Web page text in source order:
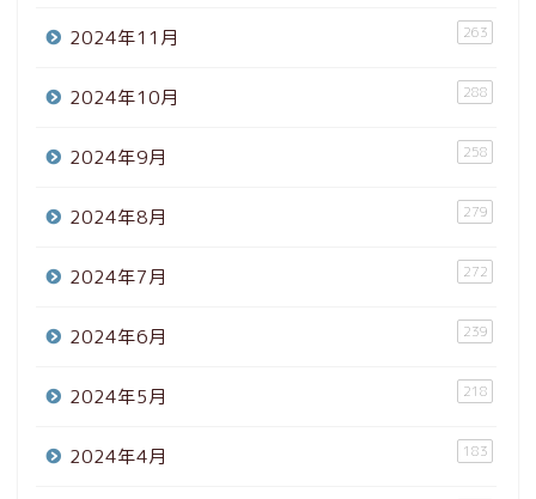
2024年11月 263
2024年10月 288
2024年9月 258
2024年8月 279
2024年7月 272
2024年6月 239
2024年5月 218
2024年4月 183